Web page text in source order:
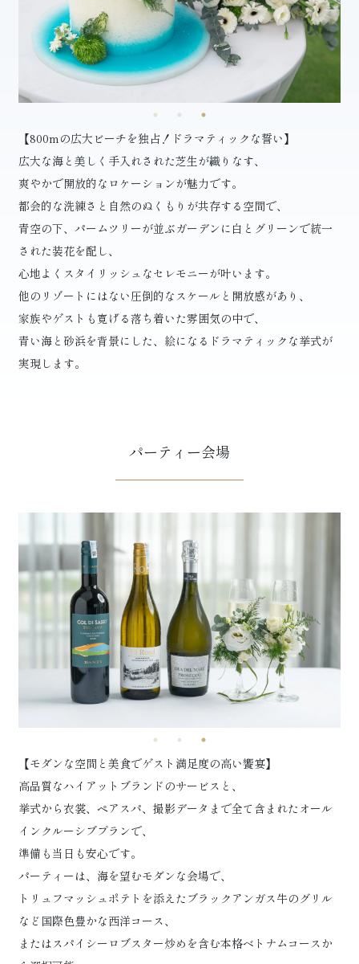
【800mの広大ビーチを独占！ドラマティックな誓い】
広大な海と美しく手入れされた芝生が織りなす、
爽やかで開放的なロケーションが魅力です。
都会的な洗練さと自然のぬくもりが共存する空間で、
青空の下、パームツリーが並ぶガーデンに白とグリーンで統一
された装花を配し、
心地よくスタイリッシュなセレモニーが叶います。
他のリゾートにはない圧倒的なスケールと開放感があり、
家族やゲストも寛げる落ち着いた雰囲気の中で、
青い海と砂浜を背景にした、絵になるドラマティックな挙式が
実現します。
パーティー会場
【モダンな空間と美食でゲスト満足度の高い饗宴】
高品質なハイアットブランドのサービスと、
挙式から衣裳、ペアスパ、撮影データまで全て含まれたオール
インクルーシブプランで、
準備も当日も安心です。
パーティーは、海を望むモダンな会場で、
トリュフマッシュポテトを添えたブラックアンガス牛のグリル
など国際色豊かな西洋コース、
またはスパイシーロブスター炒めを含む本格ベトナムコースか